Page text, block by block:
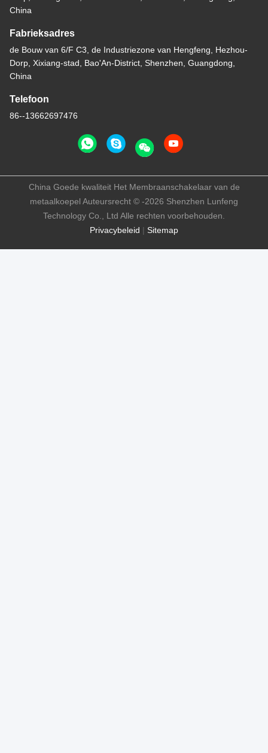
China
Fabrieksadres
de Bouw van 6/F C3, de Industriezone van Hengfeng, Hezhou-
Dorp, Xixiang-stad, Bao'An-District, Shenzhen, Guangdong,
China
Telefoon
86--13662697476
Privacybeleid | Sitemap
China Goede kwaliteit Het Membraanschakelaar van de
metaalkoepel Auteursrecht © -2026 Shenzhen Lunfeng
Technology Co., Ltd Alle rechten voorbehouden.